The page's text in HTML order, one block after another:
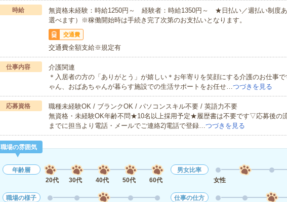
時給
無資格未経験：時給1250円～ 経験者：時給1350円～ ★日払い／週払い制度あ
選べます）※稼働開始時は手続き完了次第のお支払いとなります。
交通費
交通費全額支給※規定有
仕事内容
介護関連
＊入居者の方の「ありがとう」が嬉しい＊お年寄りを笑顔にする介護のお仕事
ゃん、おばあちゃんが暮らす施設での生活サポートをお任せ…つづきを見る
応募資格
職種未経験OK / ブランクOK / パソコンスキル不要 / 英語力不要
無資格・未経験OK年齢不問★10名以上採用予定★履歴書は不要です▽応募後の
までに担当より電話・メールでご連絡2)電話で登録…つづきを見る
職場の雰囲気
年齢層
20代
30代 40代 50代 60代
男女比率
女性
職場の様子
仕事の仕方